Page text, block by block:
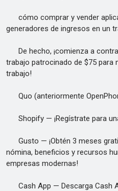
cómo comprar y vender
generadores de ingresos en un
De hecho, ¡comienza a
trabajo patrocinado de $75 para
trabajo!
Quo (anteriormente
Shopify — ¡Regístrate para
Gusto — ¡Obtén 3 meses
nómina, beneficios y recursos
empresas modernas!
Cash App — Descarga Cash